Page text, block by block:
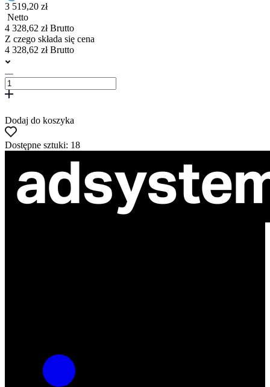
3 519,20 zł
Netto
4 328,62 zł Brutto
Z czego składa się cena
4 328,62 zł Brutto
Dodaj do koszyka
Dostępne sztuki: 18